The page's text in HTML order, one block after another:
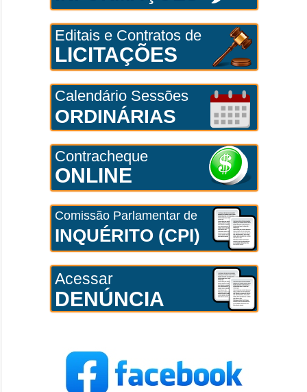
Editais e Contratos de
LICITAÇÕES
Calendário Sessões
ORDINÁRIAS
Contracheque
ONLINE
Comissão Parlamentar de
INQUÉRITO (CPI)
Acessar
DENÚNCIA